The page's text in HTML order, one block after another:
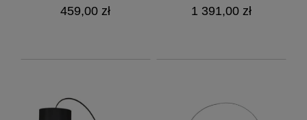
459,00 zł 1 391,00 zł